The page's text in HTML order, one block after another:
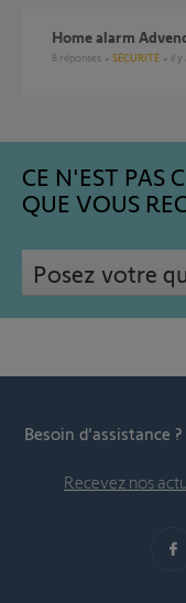
home alarm
8 réponses SÉCURITÉ il
CE N'EST PAS
QUE VOUS
Posez votre
Besoin d’assistance ?
Recevez nos